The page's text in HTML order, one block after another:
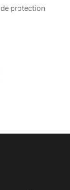
de protection